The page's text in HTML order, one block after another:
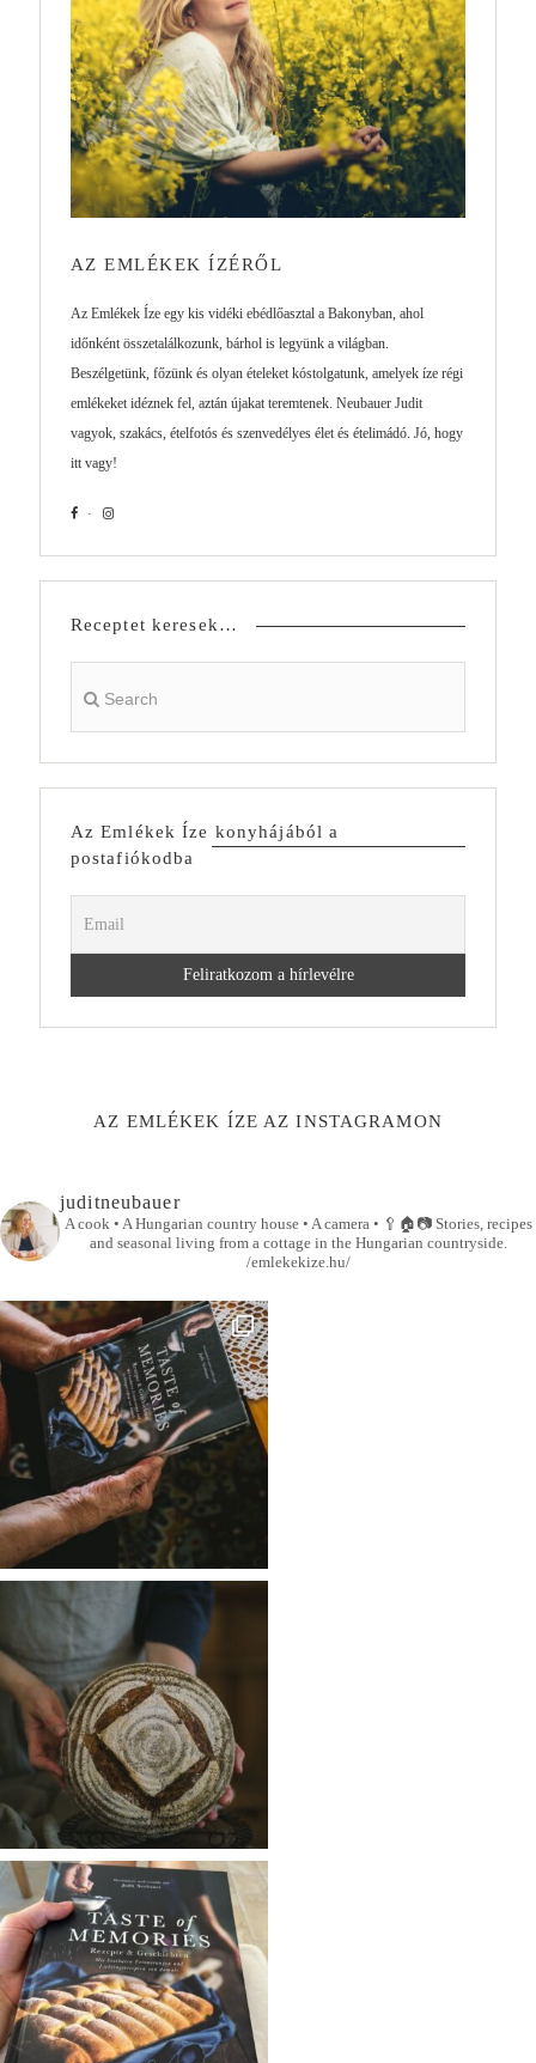
AZ EMLÉKEK ÍZÉRŐL
Az Emlékek Íze egy kis vidéki ebédlőasztal a Bakonyban, ahol
időnként összetalálkozunk, bárhol is legyünk a világban.
Beszélgetünk, főzünk és olyan ételeket kóstolgatunk, amelyek íze régi
emlékeket idéznek fel, aztán újakat teremtenek. Neubauer Judit
vagyok, szakács, ételfotós és szenvedélyes élet és ételimádó. Jó, hogy
itt vagy!
Receptet keresek…
Az Emlékek Íze konyhájából a
postafiókodba
AZ EMLÉKEK ÍZE AZ INSTAGRAMON
juditneubauer
A cook • A Hungarian country house • A camera • 🥄🏠📷Stories, recipes
and seasonal living from a cottage in the Hungarian countryside.
/emlekekize.hu/